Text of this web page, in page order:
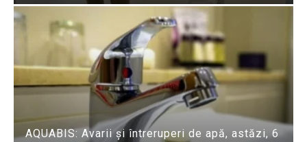
AQUABIS: Avarii și întreruperi de apă, astăzi, 6